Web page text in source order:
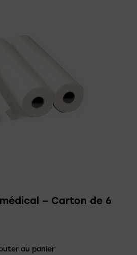
– Carton de 6
au panier